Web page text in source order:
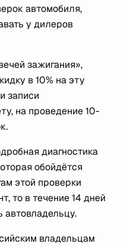
автомобиля,
у дилеров
зажигания»,
в 10% на эту
записи
на проведение 10-
диагностика
обойдётся
этой проверки
то в течение 14 дней
автовладельцу.
владельцам